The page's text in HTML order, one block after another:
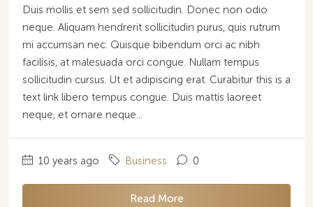
Duis mollis et sem sed sollicitudin. Donec non odio
neque. Aliquam hendrerit sollicitudin purus, quis rutrum
mi accumsan nec. Quisque bibendum orci ac nibh
facilisis, at malesuada orci congue. Nullam tempus
sollicitudin cursus. Ut et adipiscing erat. Curabitur this is a
text link libero tempus congue. Duis mattis laoreet
neque, et ornare neque...
10 years ago Business 0
Read More